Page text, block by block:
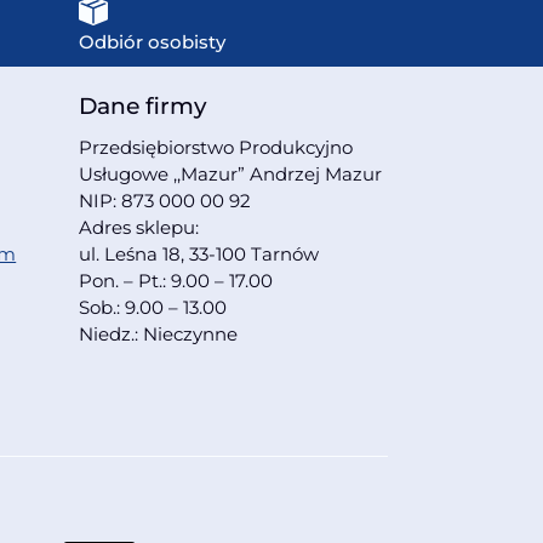
Odbiór osobisty
Dane firmy
Przedsiębiorstwo Produkcyjno
Usługowe ,,Mazur” Andrzej Mazur
NIP: 873 000 00 92
Adres sklepu:
ul. Leśna 18, 33-100 Tarnów
Pon. – Pt.: 9.00 – 17.00
Sob.: 9.00 – 13.00
Niedz.: Nieczynne